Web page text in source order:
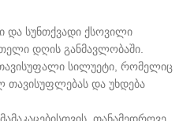
სუნთქვადი ქსოვილი
დღის განმავლობაში.
სილუეტი, რომელიც
და უხდება